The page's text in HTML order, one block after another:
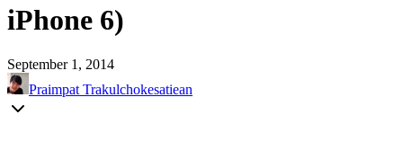
iPhone 6)
September 1, 2014
Praimpat Trakulchokesatiean